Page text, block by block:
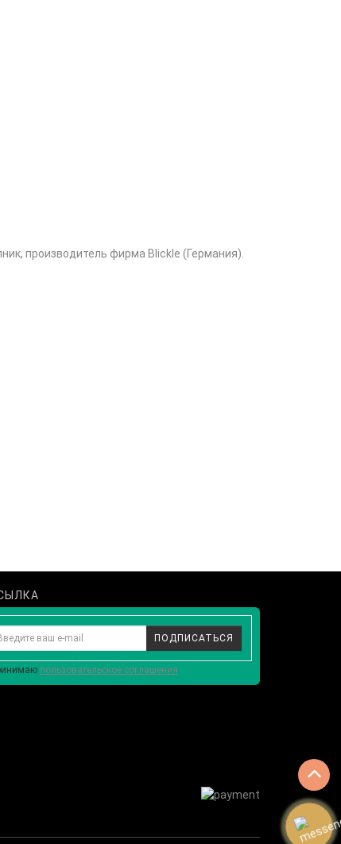
производитель фирма Blickle (Германия).
ПОДПИСАТЬСЯ
пользовательское соглашения